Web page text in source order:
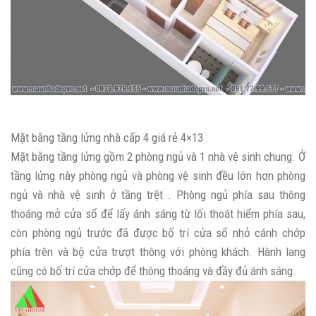
Mặt bằng tầng lửng nhà cấp 4 giá rẻ 4×13
Mặt bằng tầng lửng gồm 2 phòng ngủ và 1 nhà vệ sinh chung. Ở
tầng lửng này phòng ngủ và phòng vệ sinh đều lớn hơn phòng
ngủ và nhà vệ sinh ở tầng trệt . Phòng ngủ phía sau thông
thoáng mở cửa sổ để lấy ánh sáng từ lối thoát hiểm phía sau,
còn phòng ngủ trước đã được bố trí cửa sổ nhỏ cánh chớp
phía trên và bộ cửa trượt thông với phòng khách. Hành lang
cũng có bố trí cửa chớp để thông thoáng và đầy đủ ánh sáng.